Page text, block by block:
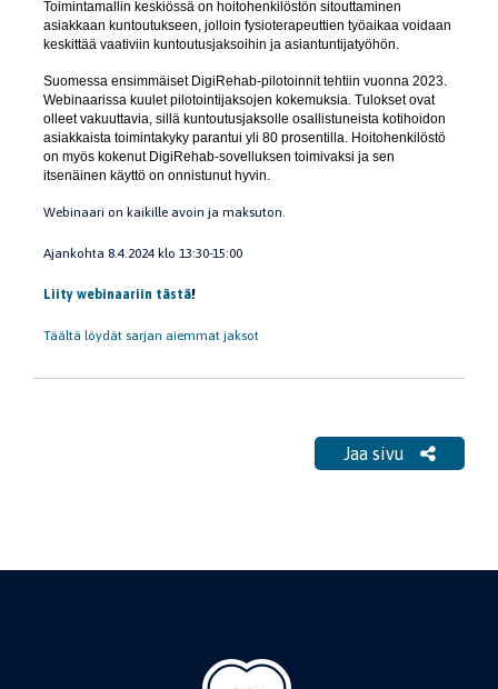
Toimintamallin keskiössä on hoitohenkilöstön sitouttaminen
asiakkaan kuntoutukseen, jolloin fysioterapeuttien työaikaa voidaan
keskittää vaativiin kuntoutusjaksoihin ja asiantuntijatyöhön.
Suomessa ensimmäiset DigiRehab-pilotoinnit tehtiin vuonna 2023.
Webinaarissa kuulet pilotointijaksojen kokemuksia. Tulokset ovat
olleet vakuuttavia, sillä kuntoutusjaksolle osallistuneista kotihoidon
asiakkaista toimintakyky parantui yli 80 prosentilla. Hoitohenkilöstö
on myös kokenut DigiRehab-sovelluksen toimivaksi ja sen
itsenäinen käyttö on onnistunut hyvin.
Webinaari on kaikille avoin ja maksuton.
Ajankohta 8.4.2024 klo 13:30-15:00
Liity webinaariin tästä!
Täältä löydät sarjan aiemmat jaksot
Jaa sivu